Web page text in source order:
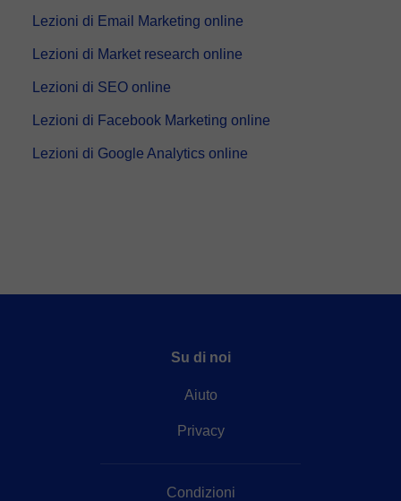
- Paypal.
conferma della prenotazione.
Lezioni di Email Marketing online
Lezioni di Market research online
Lezioni di SEO online
Lezioni di Facebook Marketing online
Lezioni di Google Analytics online
Su di noi
Aiuto
Privacy
Condizioni